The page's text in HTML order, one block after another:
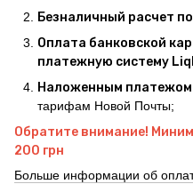
Безналичный расчет
Оплата банковской
платежную систему
Наложенным платежом
тарифам Новой Почты;
Обратите внимание!
200 грн
Больше информации об